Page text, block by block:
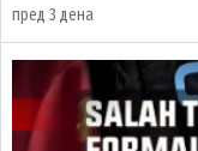
пред 3 дена